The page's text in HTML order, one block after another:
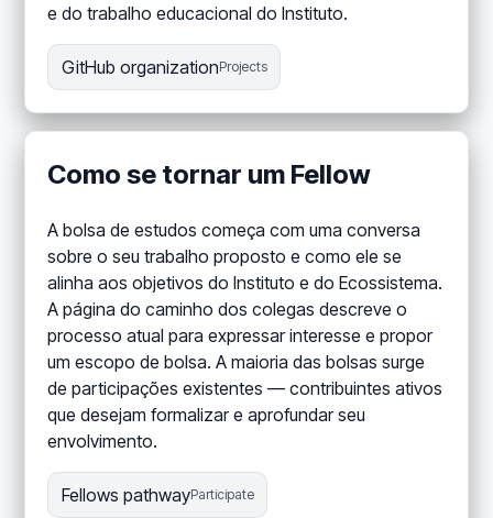
e do trabalho educacional do Instituto.
GitHub organizationProjects
Como se tornar um Fellow
A bolsa de estudos começa com uma conversa
sobre o seu trabalho proposto e como ele se
alinha aos objetivos do Instituto e do Ecossistema.
A página do caminho dos colegas descreve o
processo atual para expressar interesse e propor
um escopo de bolsa. A maioria das bolsas surge
de participações existentes — contribuintes ativos
que desejam formalizar e aprofundar seu
envolvimento.
Fellows pathwayParticipate